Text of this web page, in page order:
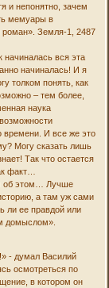
и непонятно, зачем
мемуары в
роман». Земля-1, 2487
начиналась вся эта
начиналась! И я
толком понять, как
– тем более,
наука
времени. И все же это
Могу сказать лишь
Так что остается
факт…
об этом… Лучше
а там уж сами
ли ее правдой или
домыслом».
- думал Василий
осмотреться по
в котором он